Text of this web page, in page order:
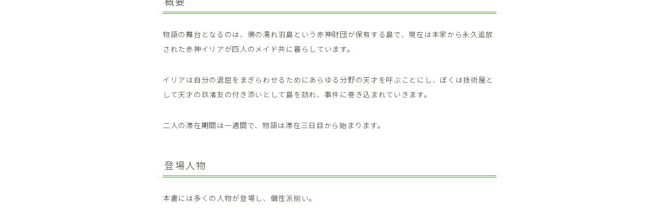
物語の舞台となるのは、鴉の濡れ羽島という赤神財団が保有する島で、現在は本家から永久追放
された赤神イリアが四人のメイド共に暮らしています。
イリアは自分の退屈をまぎらわせるためにあらゆる分野の天才を呼ぶことにし、ぼくは技術屋と
して天才の玖渚友の付き添いとして島を訪れ、事件に巻き込まれていきます。
二人の滞在期間は一週間で、物語は滞在三日目から始まります。
登場人物
本書には多くの人物が登場し、個性派揃い。